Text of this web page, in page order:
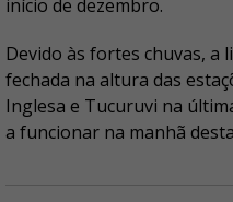
início de dezembro.
Devido às fortes chuvas, a
fechada na altura das
Inglesa e Tucuruvi na
a funcionar na manhã